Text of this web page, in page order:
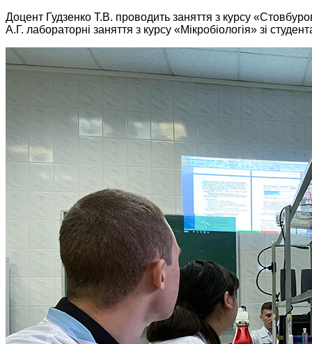
Доцент Гудзенко Т.В. проводить заняття з курсу
А.Г. лабораторні заняття з курсу «Мікробіологія» зі